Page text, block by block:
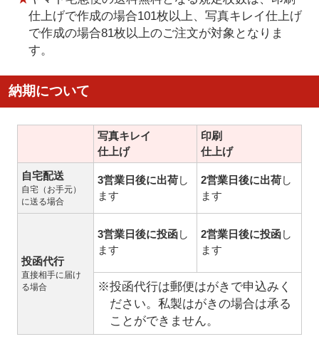
仕上げで作成の場合101枚以上、写真キレイ仕上げ
で作成の場合81枚以上のご注文が対象となりま
す。
納期について
写真キレイ
仕上げ
印刷
仕上げ
自宅配送
自宅（お手元）
に送る場合
3営業日後に出荷し
ます
2営業日後に出荷し
ます
投函代行
直接相手に届け
る場合
3営業日後に投函し
ます
2営業日後に投函し
ます
※投函代行は郵便はがきで申込みく
ださい。私製はがきの場合は承る
ことができません。